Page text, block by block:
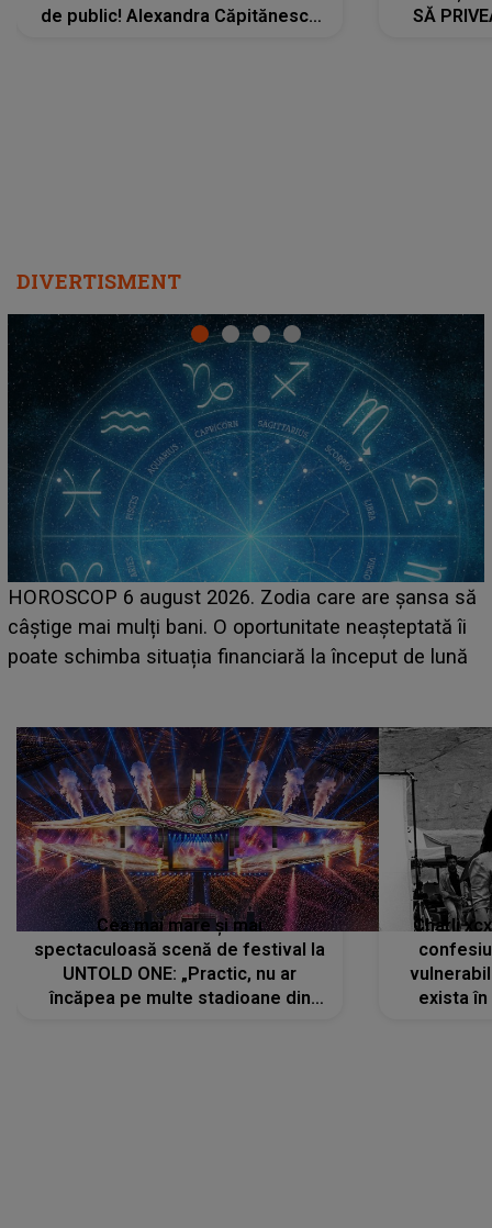
de public! Alexandra Căpitănescu
SĂ
DIVERTISMENT
LINE-UP UNTOLD ONE, prima zi. Cine sunt artiștii
care deschid festivalul și de la ce ore au loc cele mai
așteptate concerte pe scena principală?
Cea mai mare și mai
spectaculoasă scenă de festival la
UNTOLD ONE: „Practic, nu ar
încăpea pe multe stadioane din
Charli
exista